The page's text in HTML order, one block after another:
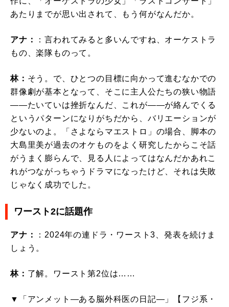
あたりまでが思い出されて、もう何がなんだか。
アナ：
：言われてみると多いんですね、オーケストラ
もの、楽隊ものって。
林： そう。で、ひとつの目標に向かって進むなかでの
群像劇が基本となって、そこに主人公たちの狭い物語
――たいていは挫折なんだ、これが――が絡んでくる
というパターンになりがちだから、バリエーションが
少ないのよ。「さよならマエストロ」の場合、脚本の
大島里美が過去のオケものをよく研究したからこそ話
がうまく膨らんで、見る人によってはなんだかあれこ
れがつながっちゃうドラマになったけど、それは失敗
じゃなく成功でした。
ワースト2に話題作
アナ：
：2024年の連ドラ・ワースト3、発表を続けま
しょう。
林： 了解。ワースト第2位は……
▼「アンメット―ある脳外科医の日記―」【フジ系・